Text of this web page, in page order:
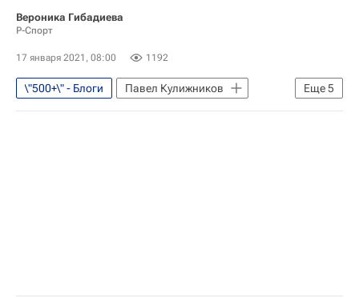
Вероника Гибадиева
Р-Спорт
17 января 2021, 08:00 1192
Еще5
\"500+\" - Блоги
Павел Кулижников
Руслан Мурашов
Конькобежный спорт